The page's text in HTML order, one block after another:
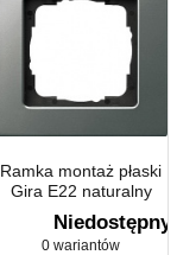
Ramka montaż płaski
Gira E22 naturalny
stalowy
Niedostępny
0 wariantów